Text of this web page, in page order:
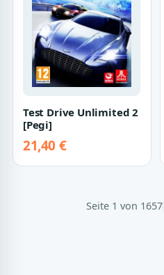
Test Drive Unlimited 2
[Pegi]
21,40 €
Seite 1 von 1657